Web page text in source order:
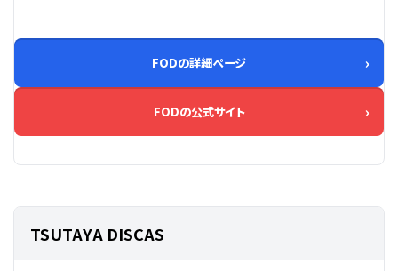
FODの詳細ページ
FODの公式サイト
TSUTAYA DISCAS